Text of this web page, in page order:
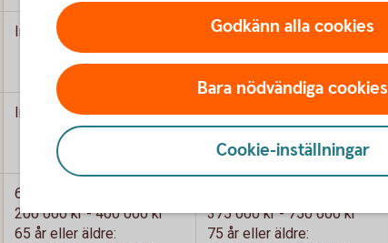
Ingår ej Ingår ej
Ingår ej Ingår ej
64 år eller yngre:
200 000 kr - 400 000 kr
65 år eller äldre:
375 000 kr - 750 000 kr
75 år eller äldre:
Godkänn alla cookies
Bara nödvändiga cookies
Cookie-inställningar